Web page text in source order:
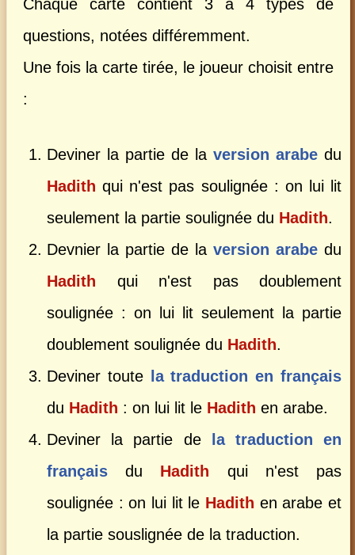
Chaque carte contient 3 à 4 types de
questions, notées différemment.
Une fois la carte tirée, le joueur choisit entre
:
Deviner la partie de la version arabe du
Hadith qui n'est pas soulignée : on lui lit
seulement la partie soulignée du Hadith.
Devnier la partie de la version arabe du
Hadith qui n'est pas doublement
soulignée : on lui lit seulement la partie
doublement soulignée du Hadith.
Deviner toute
la traduction en français
du Hadith : on lui lit le Hadith en arabe.
Deviner la partie de
la traduction en
français du Hadith qui n'est pas
soulignée : on lui lit le Hadith en arabe et
la partie souslignée de la traduction.